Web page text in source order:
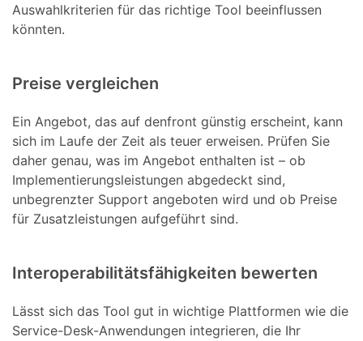
Auswahlkriterien für das richtige Tool beeinflussen
könnten.
Preise vergleichen
Ein Angebot, das auf denfront günstig erscheint, kann
sich im Laufe der Zeit als teuer erweisen. Prüfen Sie
daher genau, was im Angebot enthalten ist – ob
Implementierungsleistungen abgedeckt sind,
unbegrenzter Support angeboten wird und ob Preise
für Zusatzleistungen aufgeführt sind.
Interoperabilitätsfähigkeiten bewerten
Lässt sich das Tool gut in wichtige Plattformen wie die
Service-Desk-Anwendungen integrieren, die Ihr